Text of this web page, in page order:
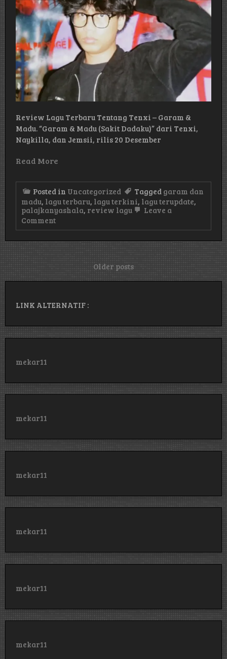
Review Lagu Terbaru Tentang Tenxi – Garam &
Madu. “Garam & Madu (Sakit Dadaku)” dari Tenxi,
Naykilla, dan Jemsii, rilis 20 Desember
Read More
Posted in Uncategorized Tagged garam dan
madu, lagu terbaru, lagu terkini, lagu terupdate,
palajkanyashala, review lagu
Leave a
Commenton
Review
Garam
navigation
Older posts
LINK ALTERNATIF :
mekar11
mekar11
mekar11
mekar11
mekar11
mekar11